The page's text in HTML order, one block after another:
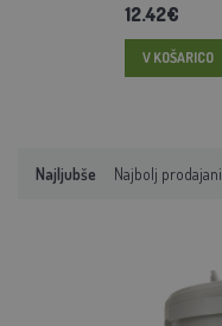
12.42€
V KOŠARICO
Najljubše Najbolj prodajani